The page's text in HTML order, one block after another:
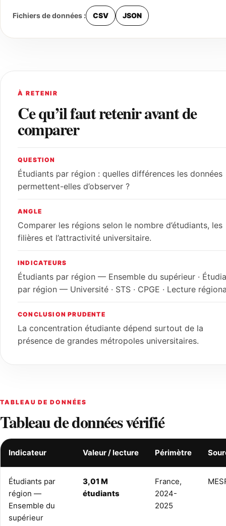
Fichiers de données : CSV JSON
À RETENIR
Ce qu’il faut retenir avant de
comparer
QUESTION
Étudiants par région : quelles différences les données
permettent-elles d’observer ?
ANGLE
Comparer les régions selon le nombre d’étudiants, les
filières et l’attractivité universitaire.
INDICATEURS
Étudiants par région — Ensemble du supérieur ·
par région — Université · STS · CPGE · Lecture
CONCLUSION PRUDENTE
La concentration étudiante dépend surtout de la
présence de grandes métropoles universitaires.
TABLEAU DE DONNÉES
Tableau de données vérifié
Indicateur Valeur / lecture Périmètre
Étudiants par
région —
Ensemble du
supérieur
3,01 M
étudiants
France,
2024-
2025